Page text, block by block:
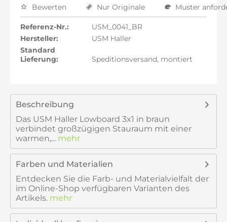
Bewerten
Nur Originale Muster
Referenz-Nr.:
USM_0041_BR
Hersteller:
USM Haller
Standard
Lieferung:
Speditionsversand, montiert
Beschreibung
Das USM Haller Lowboard 3x1 in braun
verbindet großzügigen Stauraum mit einer
warmen,... mehr
Farben und Materialien
Entdecken Sie die Farb- und Materialvielfalt der
im Online-Shop verfügbaren Varianten des
Artikels. mehr